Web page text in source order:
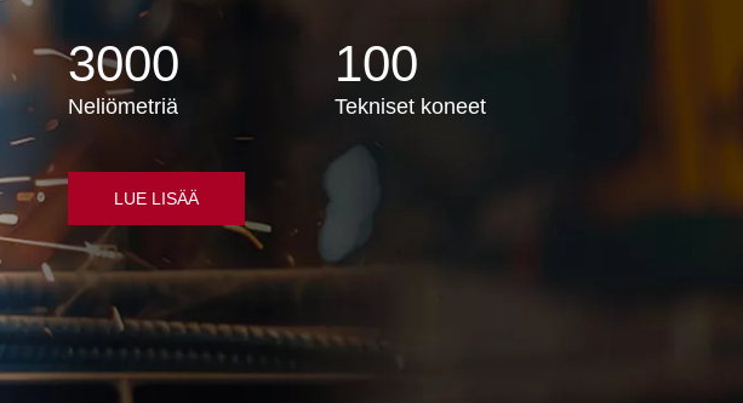
3000
Neliömetriä
100
Tekniset koneet
LUE LISÄÄ